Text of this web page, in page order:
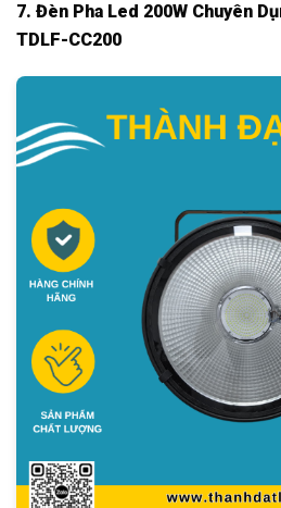
7. Đèn Pha Led 200W Chuyên
TDLF-CC200